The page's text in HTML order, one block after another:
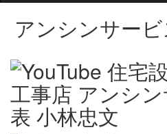
アンシンサー